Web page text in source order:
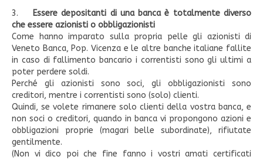
3.
Essere depositanti di una banca è totalmente diverso
che essere azionisti o obbligazionisti
Come hanno imparato sulla propria pelle gli azionisti di
Veneto Banca, Pop. Vicenza e le altre banche italiane fallite
in caso di fallimento bancario i correntisti sono gli ultimi a
poter perdere soldi.
Perché gli azionisti sono soci, gli obbligazionisti sono
creditori, mentre i correntisti sono (solo) clienti.
Quindi, se volete rimanere solo clienti della vostra banca, e
non soci o creditori, quando in banca vi propongono azioni e
obbligazioni proprie (magari belle subordinate), rifiutate
gentilmente.
(Non vi dico poi che fine fanno i vostri amati certificati